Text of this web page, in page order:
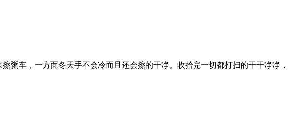
粥车，一方面冬天手不会冷而且还会擦的干净。收拾完一切都打扫的干干净净，